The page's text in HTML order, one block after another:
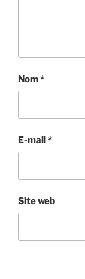
Nom*
E-mail*
Site web